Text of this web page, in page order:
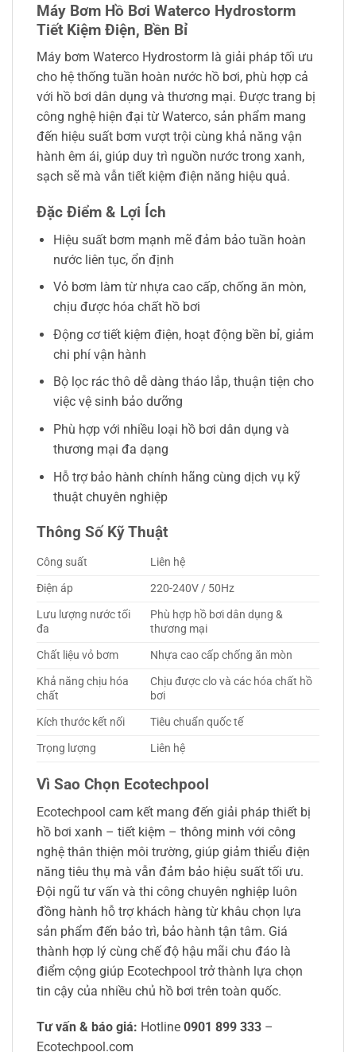
Máy Bơm Hồ Bơi Waterco Hydrostorm
Tiết Kiệm Điện, Bền Bỉ
Máy bơm Waterco Hydrostorm là giải pháp tối ưu
cho hệ thống tuần hoàn nước hồ bơi, phù hợp cả
với hồ bơi dân dụng và thương mại. Được trang bị
công nghệ hiện đại từ Waterco, sản phẩm mang
đến hiệu suất bơm vượt trội cùng khả năng vận
hành êm ái, giúp duy trì nguồn nước trong xanh,
sạch sẽ mà vẫn tiết kiệm điện năng hiệu quả.
Đặc Điểm & Lợi Ích
Hiệu suất bơm mạnh mẽ đảm bảo tuần hoàn
nước liên tục, ổn định
Vỏ bơm làm từ nhựa cao cấp, chống ăn mòn,
chịu được hóa chất hồ bơi
Động cơ tiết kiệm điện, hoạt động bền bỉ, giảm
chi phí vận hành
Bộ lọc rác thô dễ dàng tháo lắp, thuận tiện cho
việc vệ sinh bảo dưỡng
Phù hợp với nhiều loại hồ bơi dân dụng và
thương mại đa dạng
Hỗ trợ bảo hành chính hãng cùng dịch vụ kỹ
thuật chuyên nghiệp
Thông Số Kỹ Thuật
Công suất
Liên hệ
Điện áp
220-240V / 50Hz
Lưu lượng nước tối
đa
Phù hợp hồ bơi dân dụng &
thương mại
Chất liệu vỏ bơm
Nhựa cao cấp chống ăn mòn
Khả năng chịu hóa
chất
Chịu được clo và các hóa chất hồ
bơi
Kích thước kết nối
Tiêu chuẩn quốc tế
Trọng lượng
Liên hệ
Vì Sao Chọn Ecotechpool
Ecotechpool cam kết mang đến giải pháp thiết bị
hồ bơi xanh – tiết kiệm – thông minh với công
nghệ thân thiện môi trường, giúp giảm thiểu điện
năng tiêu thụ mà vẫn đảm bảo hiệu suất tối ưu.
Đội ngũ tư vấn và thi công chuyên nghiệp luôn
đồng hành hỗ trợ khách hàng từ khâu chọn lựa
sản phẩm đến bảo trì, bảo hành tận tâm. Giá
thành hợp lý cùng chế độ hậu mãi chu đáo là
điểm cộng giúp Ecotechpool trở thành lựa chọn
tin cậy của nhiều chủ hồ bơi trên toàn quốc.
Tư vấn & báo giá: Hotline 0901 899 333 –
Ecotechpool.com